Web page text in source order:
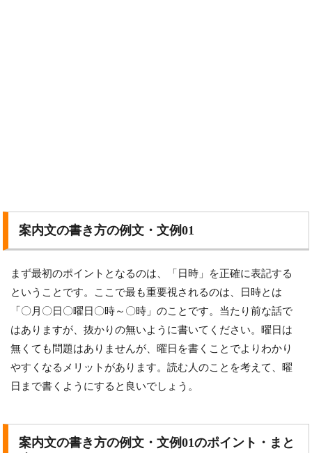
案内文の書き方の例文・文例01
まず最初のポイントとなるのは、「日時」を正確に表記する
ということです。ここで最も重要視されるのは、日時とは
「〇月〇日〇曜日〇時～〇時」のことです。当たり前な話で
はありますが、抜かりの無いように書いてください。曜日は
無くても問題はありませんが、曜日を書くことでよりわかり
やすくなるメリットがあります。読む人のことを考えて、曜
日まで書くようにすると良いでしょう。
案内文の書き方の例文・文例01のポイント・まと